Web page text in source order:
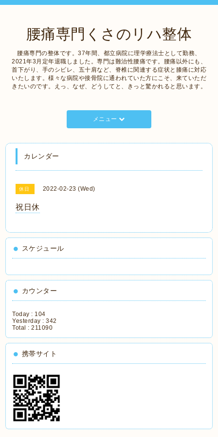
腰痛専門くさのリハ整体
腰痛専門の整体です。37年間、都立病院に理学療法士として勤務、
2021年3月定年退職しました。専門は難治性腰痛です。腰痛以外にも、
首下がり、手のシビレ、五十肩など、脊椎に関連する症状と膝痛に対応
いたします。様々な病院や接骨院に通われていた方にこそ、来ていただ
きたいのです。えっ、なぜ、どうしてと、きっと驚かれると思います。
メニュー
カレンダー
休日 2022-02-23 (Wed)
祝日休
スケジュール
カウンター
Today : 104
Yesterday :342
Total :211090
携帯サイト